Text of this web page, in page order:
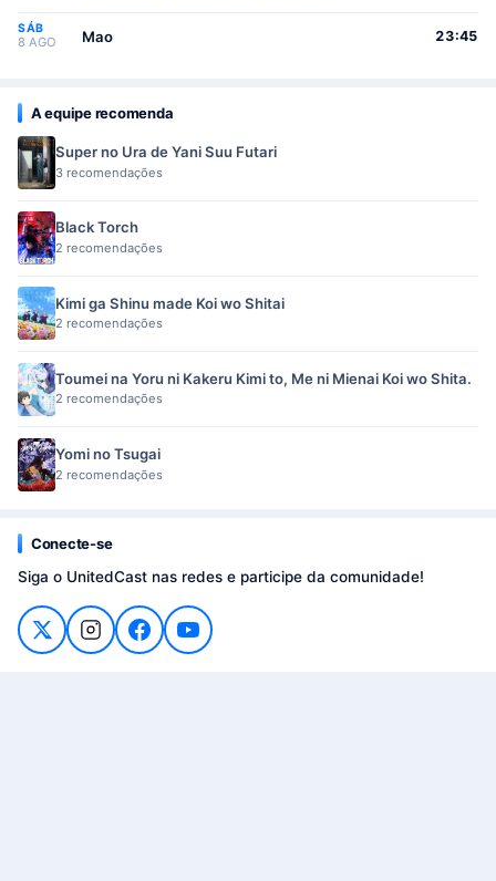
SÁB
8 AGO Mao 23:45
A equipe recomenda
Super no Ura de Yani Suu Futari
3 recomendações
Black Torch
2 recomendações
Kimi ga Shinu made Koi wo Shitai
2 recomendações
Toumei na Yoru ni Kakeru Kimi to, Me ni Mienai Koi wo Shita.
2 recomendações
Yomi no Tsugai
2 recomendações
Conecte-se
Siga o UnitedCast nas redes e participe da comunidade!